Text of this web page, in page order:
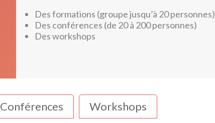
Des formations (groupe jusqu’à 20 personnes)
Des conférences (de 20 à 200 personnes)
Des workshops
Conférences Workshops